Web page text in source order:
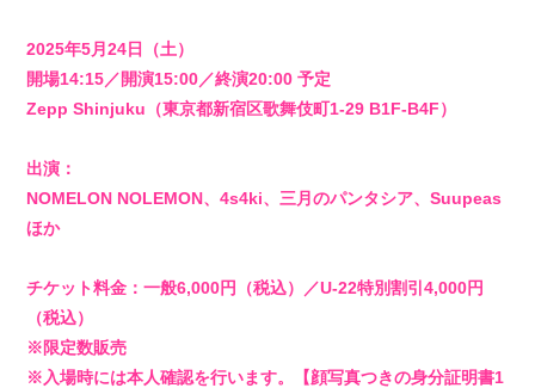
2025年5月24日（土）
開場14:15／開演15:00／終演20:00 予定
Zepp Shinjuku（東京都新宿区歌舞伎町1-29 B1F-B4F）
出演：
NOMELON NOLEMON、4s4ki、三月のパンタシア、Suupeas
ほか
チケット料金：一般6,000円（税込）／U-22特別割引4,000円
（税込）
※限定数販売
※入場時には本人確認を行います。【顔写真つきの身分証明書1